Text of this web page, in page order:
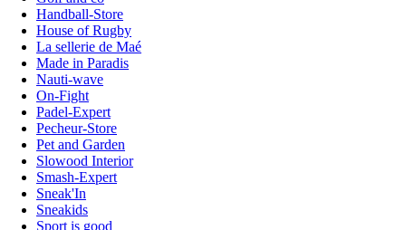
Handball-Store
House of Rugby
La sellerie de Maé
Made in Paradis
Nauti-wave
On-Fight
Padel-Expert
Pecheur-Store
Pet and Garden
Slowood Interior
Smash-Expert
Sneak'In
Sneakids
Sport is good